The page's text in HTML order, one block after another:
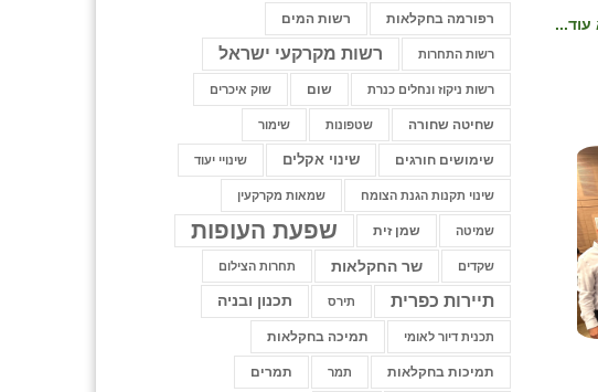
רפורמה בחקלאות רשות המים
רשות התחרות רשות מקרקעי ישראל
רשות ניקוז ונחלים כנרת שום שוק איכרים
שחיטה שחורה שטפונות שימור
שימושים חורגים שינוי אקלים שינויי יעוד
שינוי תקנות הגנת הצומח שמאות מקרקעין
שמיטה שמן זית שפעת העופות
שקדים שר החקלאות תחרות הצילום
תיירות כפרית תירס תכנון ובניה
תכנית דיור לאומי תמיכה בחקלאות
תמיכות בחקלאות תמר תמרים